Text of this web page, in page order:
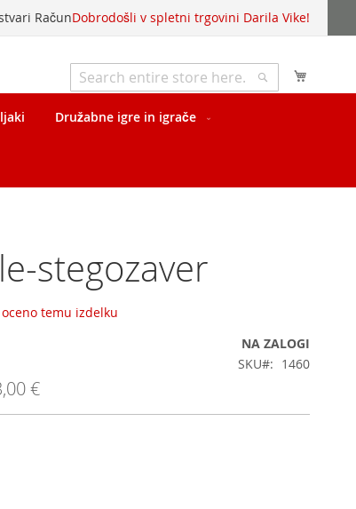
Dobrodošli v spletni trgovini Darila Vike!
Račun
Išči
Išči
Družabne igre in igrače
stegozaver
temu izdelku
€
NA ZALOGI
SKU
1460